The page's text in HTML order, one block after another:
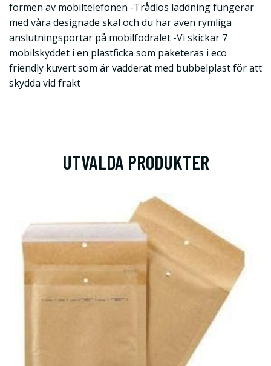
formen av mobiltelefonen -Trådlös laddning fungerar
med våra designade skal och du har även rymliga
anslutningsportar på mobilfodralet -Vi skickar 7
mobilskyddet i en plastficka som paketeras i eco
friendly kuvert som är vadderat med bubbelplast för att
skydda vid frakt
UTVALDA PRODUKTER